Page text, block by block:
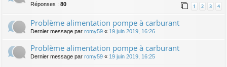
Réponses : 80 1 2 3 4
Problème alimentation pompe à carburant
Dernier message par romy59 « 19 juin 2019, 16:26
Problème alimentation pompe à carburant
Dernier message par romy59 « 19 juin 2019, 16:25